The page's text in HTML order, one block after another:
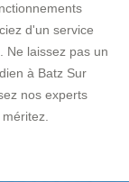
d'un service
Ne laissez pas un
à Batz Sur
nos experts